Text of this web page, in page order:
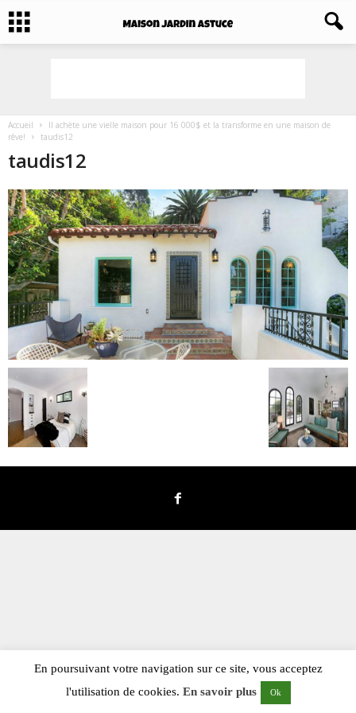
Accueil
Il achète une vielle maison pour 16 000$ et la transforme en une maison de
rêve!
taudis12
taudis12
En poursuivant votre navigation sur ce site, vous acceptez
l'utilisation de cookies. En savoir plus Ok